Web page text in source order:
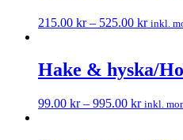
215.00 kr– 525.00 kr inkl.
Hake & hyska/
99.00 kr– 995.00 kr inkl.